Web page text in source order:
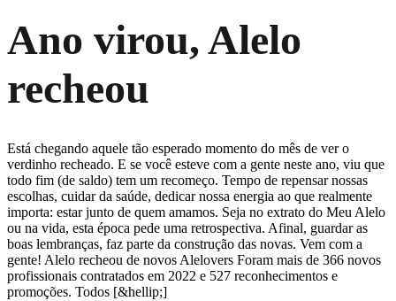
Ano virou, Alelo
recheou
Está chegando aquele tão esperado momento do mês de ver o
verdinho recheado. E se você esteve com a gente neste ano, viu que
todo fim (de saldo) tem um recomeço. Tempo de repensar nossas
escolhas, cuidar da saúde, dedicar nossa energia ao que realmente
importa: estar junto de quem amamos. Seja no extrato do Meu Alelo
ou na vida, esta época pede uma retrospectiva. Afinal, guardar as
boas lembranças, faz parte da construção das novas. Vem com a
gente! Alelo recheou de novos Alelovers Foram mais de 366 novos
profissionais contratados em 2022 e 527 reconhecimentos e
promoções. Todos [&hellip;]